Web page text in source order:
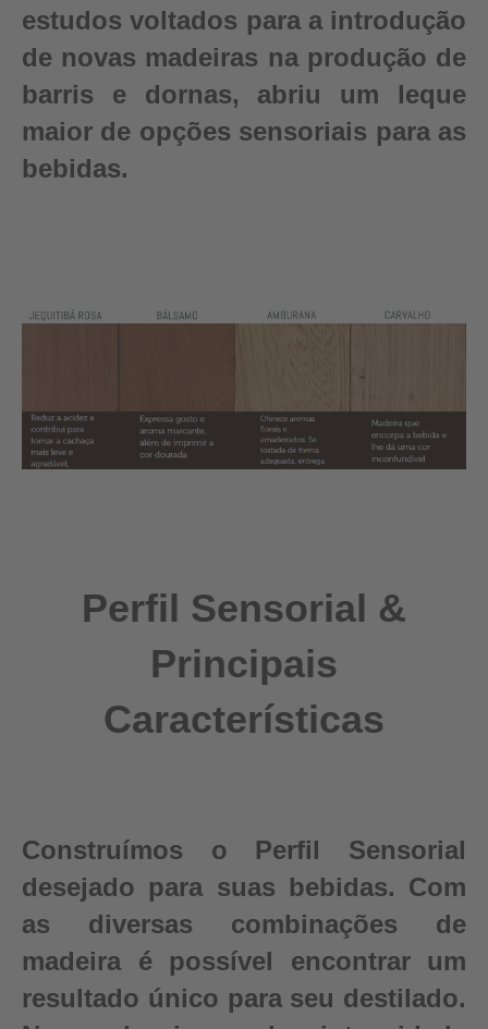
estudos voltados para a introdução
de novas madeiras na produção de
barris e dornas, abriu um leque
maior de opções sensoriais para as
bebidas.
Perfil Sensorial &
Principais
Características
Construímos o Perfil Sensorial
desejado para suas bebidas. Com
as diversas combinações de
madeira é possível encontrar um
resultado único para seu destilado.